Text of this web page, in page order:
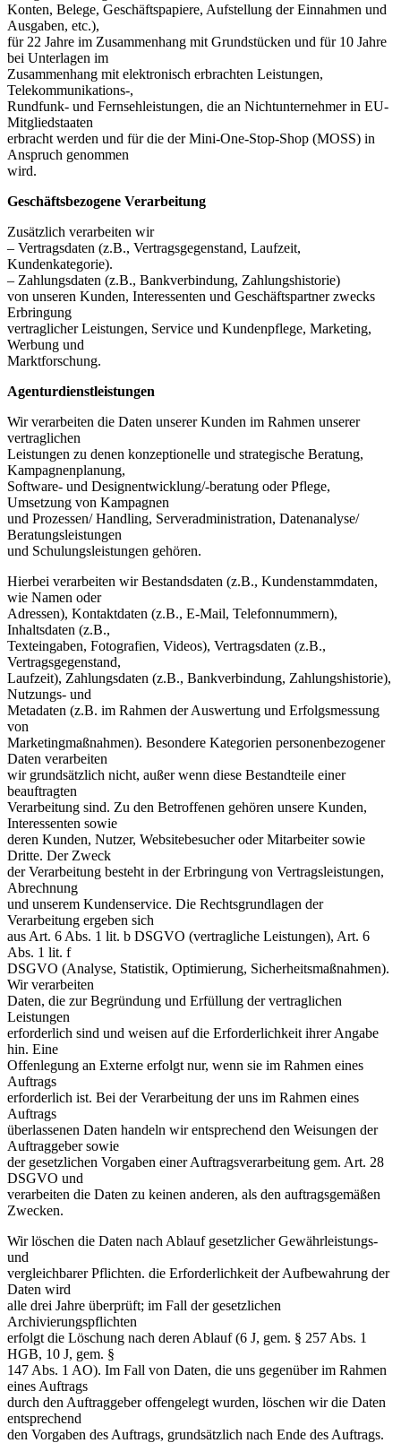
Konten, Belege, Geschäftspapiere, Aufstellung der Einnahmen und
Ausgaben, etc.),
für 22 Jahre im Zusammenhang mit Grundstücken und für 10 Jahre
bei Unterlagen im
Zusammenhang mit elektronisch erbrachten Leistungen,
Telekommunikations-,
Rundfunk- und Fernsehleistungen, die an Nichtunternehmer in EU-
Mitgliedstaaten
erbracht werden und für die der Mini-One-Stop-Shop (MOSS) in
Anspruch genommen
wird.
Geschäftsbezogene Verarbeitung
Zusätzlich verarbeiten wir
– Vertragsdaten (z.B., Vertragsgegenstand, Laufzeit,
Kundenkategorie).
– Zahlungsdaten (z.B., Bankverbindung, Zahlungshistorie)
von unseren Kunden, Interessenten und Geschäftspartner zwecks
Erbringung
vertraglicher Leistungen, Service und Kundenpflege, Marketing,
Werbung und
Marktforschung.
Agenturdienstleistungen
Wir verarbeiten die Daten unserer Kunden im Rahmen unserer
vertraglichen
Leistungen zu denen konzeptionelle und strategische Beratung,
Kampagnenplanung,
Software- und Designentwicklung/-beratung oder Pflege,
Umsetzung von Kampagnen
und Prozessen/ Handling, Serveradministration, Datenanalyse/
Beratungsleistungen
und Schulungsleistungen gehören.
Hierbei verarbeiten wir Bestandsdaten (z.B., Kundenstammdaten,
wie Namen oder
Adressen), Kontaktdaten (z.B., E-Mail, Telefonnummern),
Inhaltsdaten (z.B.,
Texteingaben, Fotografien, Videos), Vertragsdaten (z.B.,
Vertragsgegenstand,
Laufzeit), Zahlungsdaten (z.B., Bankverbindung, Zahlungshistorie),
Nutzungs- und
Metadaten (z.B. im Rahmen der Auswertung und Erfolgsmessung
von
Marketingmaßnahmen). Besondere Kategorien personenbezogener
Daten verarbeiten
wir grundsätzlich nicht, außer wenn diese Bestandteile einer
beauftragten
Verarbeitung sind. Zu den Betroffenen gehören unsere Kunden,
Interessenten sowie
deren Kunden, Nutzer, Websitebesucher oder Mitarbeiter sowie
Dritte. Der Zweck
der Verarbeitung besteht in der Erbringung von Vertragsleistungen,
Abrechnung
und unserem Kundenservice. Die Rechtsgrundlagen der
Verarbeitung ergeben sich
aus Art. 6 Abs. 1 lit. b DSGVO (vertragliche Leistungen), Art. 6
Abs. 1 lit. f
DSGVO (Analyse, Statistik, Optimierung, Sicherheitsmaßnahmen).
Wir verarbeiten
Daten, die zur Begründung und Erfüllung der vertraglichen
Leistungen
erforderlich sind und weisen auf die Erforderlichkeit ihrer Angabe
hin. Eine
Offenlegung an Externe erfolgt nur, wenn sie im Rahmen eines
Auftrags
erforderlich ist. Bei der Verarbeitung der uns im Rahmen eines
Auftrags
überlassenen Daten handeln wir entsprechend den Weisungen der
Auftraggeber sowie
der gesetzlichen Vorgaben einer Auftragsverarbeitung gem. Art. 28
DSGVO und
verarbeiten die Daten zu keinen anderen, als den auftragsgemäßen
Zwecken.
Wir löschen die Daten nach Ablauf gesetzlicher Gewährleistungs-
und
vergleichbarer Pflichten. die Erforderlichkeit der Aufbewahrung der
Daten wird
alle drei Jahre überprüft; im Fall der gesetzlichen
Archivierungspflichten
erfolgt die Löschung nach deren Ablauf (6 J, gem. § 257 Abs. 1
HGB, 10 J, gem. §
147 Abs. 1 AO). Im Fall von Daten, die uns gegenüber im Rahmen
eines Auftrags
durch den Auftraggeber offengelegt wurden, löschen wir die Daten
entsprechend
den Vorgaben des Auftrags, grundsätzlich nach Ende des Auftrags.